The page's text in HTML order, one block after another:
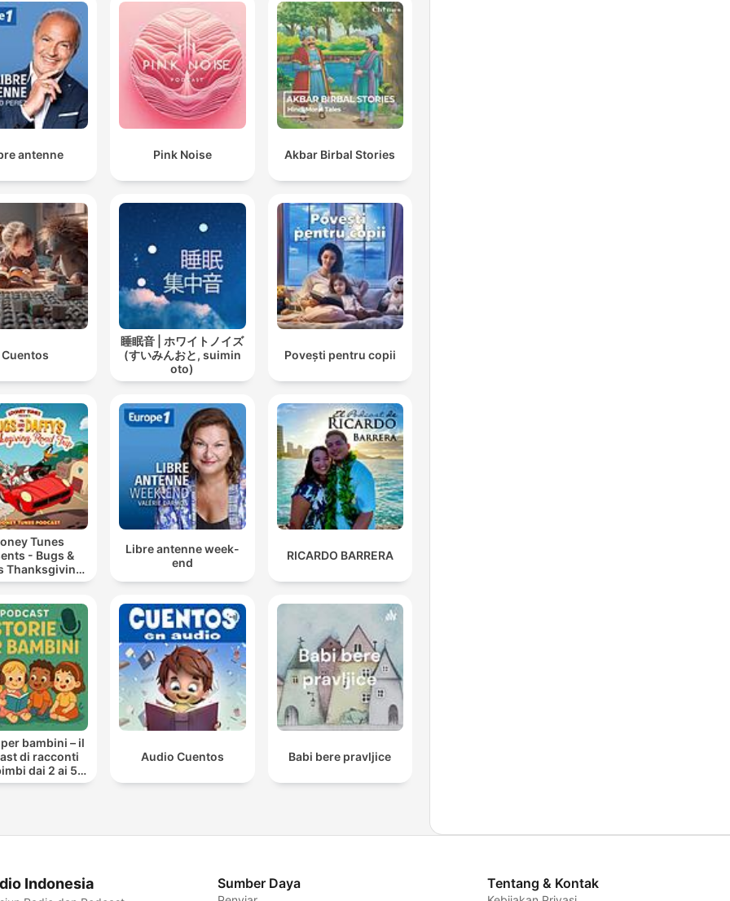
antenne Pink Noise Akbar Birbal Stories
Cuentos
睡眠音 | ホワイトノイズ
(すいみんおと, suimin
oto)
Povești pentru copii
Tunes
- Bugs &
Thanksgiving
Trip
Libre antenne week-
end
RICARDO BARRERA
bambini – il
di racconti
dai 2 ai 5
anni
Audio Cuentos Babi bere pravljice
Indonesia Sumber Daya Tentang & Kontak